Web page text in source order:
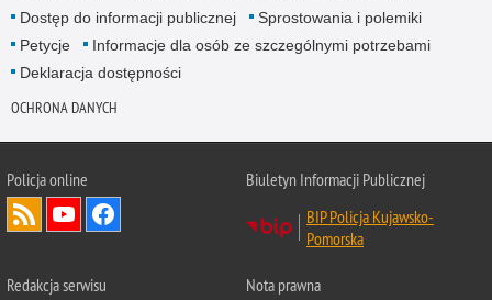
Dostęp do informacji publicznej
Sprostowania i polemiki
Petycje
Informacje dla osób ze szczególnymi potrzebami
Deklaracja dostępności
OCHRONA DANYCH
Policja online
Biuletyn Informacji Publicznej
BIP Policja Kujawsko-
Pomorska
Redakcja serwisu Nota prawna